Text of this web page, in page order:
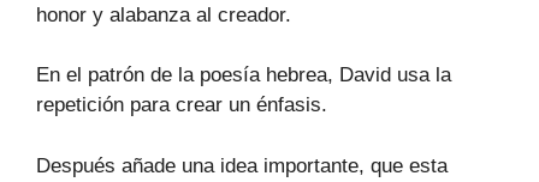
honor y alabanza al creador.
En el patrón de la poesía hebrea, David usa la
repetición para crear un énfasis.
Después añade una idea importante, que esta